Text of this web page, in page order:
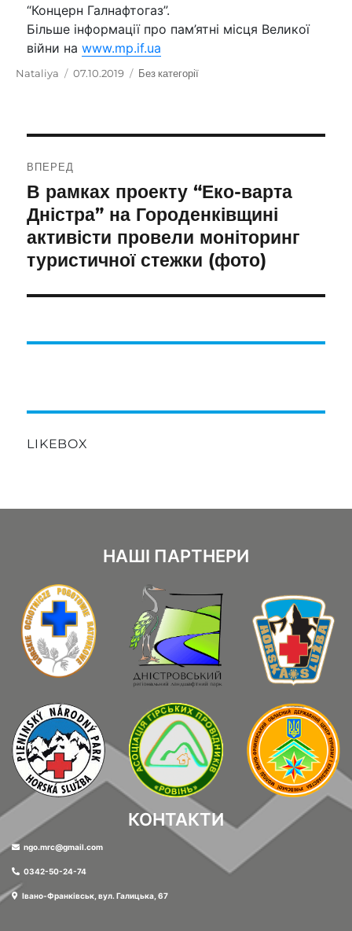
“Концерн Галнафтогаз”.
Більше інформації про пам’ятні місця Великої
війни наwww.mp.if.ua
Автор
Nataliya Оприлюднено
07.10.2019 Категорії
Без категорії
записів
ВПЕРЕД
Наступний
запис:
В рамках проекту “Еко-варта
Дністра” на Городенківщині
активісти провели моніторинг
туристичної стежки (фото)
LIKEBOX
НАШІ ПАРТНЕРИ
КОНТАКТИ
ngo.mrc@gmail.com
0342-50-24-74
Івано-Франківськ, вул. Галицька, 67